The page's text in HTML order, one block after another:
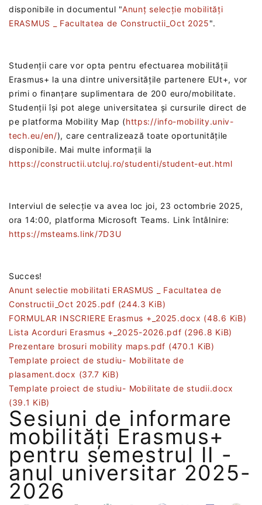
disponibile in documentul "Anunț selecție mobilități
ERASMUS _ Facultatea de Constructii_Oct 2025".
Studenții care vor opta pentru efectuarea mobilității
Erasmus+ la una dintre universitățile partenere EUt+, vor
primi o finanțare suplimentara de 200 euro/mobilitate.
Studenții își pot alege universitatea și cursurile direct de
pe platforma Mobility Map (https://info-mobility.univ-
tech.eu/en/), care centralizează toate oportunitățile
disponibile. Mai multe informații la
https://constructii.utcluj.ro/studenti/student-eut.html
Interviul de selecție va avea loc joi, 23 octombrie 2025,
ora 14:00, platforma Microsoft Teams.‎ Link întâlnire:
https://msteams.link/7D3U
Succes!
Anunt selectie mobilitati ERASMUS _ Facultatea de
Constructii_Oct 2025.pdf (244.3 KiB)
FORMULAR INSCRIERE Erasmus +_2025.docx (48.6 KiB)
Lista Acorduri Erasmus +_2025-2026.pdf (296.8 KiB)
Prezentare brosuri mobility maps.pdf (470.1 KiB)
Template proiect de studiu- Mobilitate de
plasament.docx (37.7 KiB)
Template proiect de studiu- Mobilitate de studii.docx
(39.1 KiB)
Sesiuni de informare
mobilități Erasmus+
pentru semestrul II -
anul universitar 2025-
2026